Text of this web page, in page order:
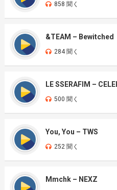
858 聞く
&TEAM – Bewitched
284 聞く
LE SSERAFIM –
500 聞く
You, You – TWS
252 聞く
Mmchk – NEXZ